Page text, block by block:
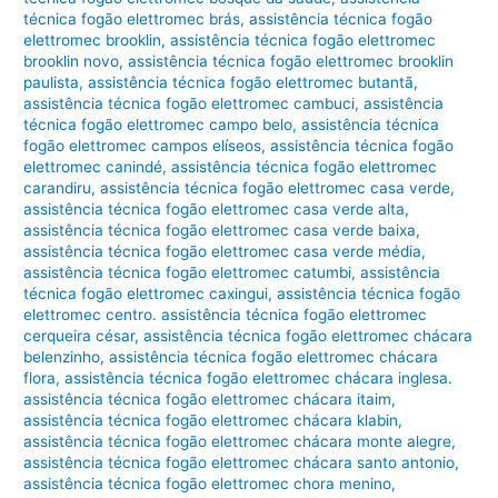
técnica fogão elettromec brás,assistência técnica fogão
elettromec brooklin,assistência técnica fogão elettromec
brooklin novo,assistência técnica fogão elettromec brooklin
paulista,assistência técnica fogão elettromec butantã,
assistência técnica fogão elettromec cambuci,assistência
técnica fogão elettromec campo belo,assistência técnica
fogão elettromec campos elíseos,assistência técnica fogão
elettromec canindé,assistência técnica fogão elettromec
carandiru,assistência técnica fogão elettromec casa verde,
assistência técnica fogão elettromec casa verde alta,
assistência técnica fogão elettromec casa verde baixa,
assistência técnica fogão elettromec casa verde média,
assistência técnica fogão elettromec catumbi,assistência
técnica fogão elettromec caxingui,assistência técnica fogão
elettromec centro. assistência técnica fogão elettromec
cerqueira césar,assistência técnica fogão elettromec chácara
belenzinho,assistência técnica fogão elettromec chácara
flora,assistência técnica fogão elettromec chácara inglesa.
assistência técnica fogão elettromec chácara itaim,
assistência técnica fogão elettromec chácara klabin,
assistência técnica fogão elettromec chácara monte alegre,
assistência técnica fogão elettromec chácara santo antonio,
assistência técnica fogão elettromec chora menino,